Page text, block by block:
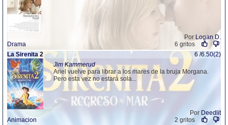
Por Logan D.
Drama
6 gritos
La Sirenita 2
6 /6.50(2)
Jim Kammerud
Ariel vuelve para librar a los mares de la bruja Morgana.
Pero esta vez no estará sola...
Por Deedlit
Animacion
2 gritos